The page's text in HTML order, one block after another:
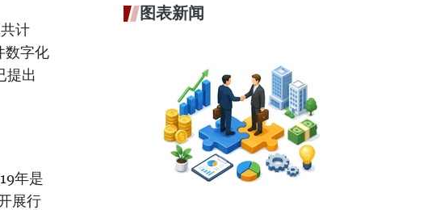
计
数字化
提出
年是
展行
图表新闻